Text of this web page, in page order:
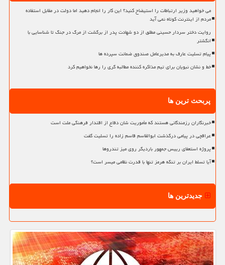
می خواهید وزیر ارتباطات را استیضاح کنید؟ این کار را انجام دهید اما دولت در مقابل استفاده
مردم از اینترنت کوتاه نمی آید
روایت دختر سردار حسینی مطلق از دو شهادت پدر از برگشت از مرگ در جنگ تا شناسایی با
انگشتر
پیام تسلیت عارف به مدیرعامل صندوق ضمانت سپرده ها
خط و نشان نبویان برای تیم مذاکره کننده مطالبه گری را رها نخواهیم کرد
پربحث ترین ها
خبرنگاران رزمندگانی هستند که مأموریت شان دفاع از اقتدار فرهنگی ملت است
عراقچی در پیامی درگذشت ابوالقاسم قاسم زاده را تسلیت گفت
پروژه استعفای رییس جمهور باردیگر روی میز تندروها
آیا تسلط ایران بر تنگه هرمز تنها با قدرت نظامی میسر است؟
جدیدترین ها